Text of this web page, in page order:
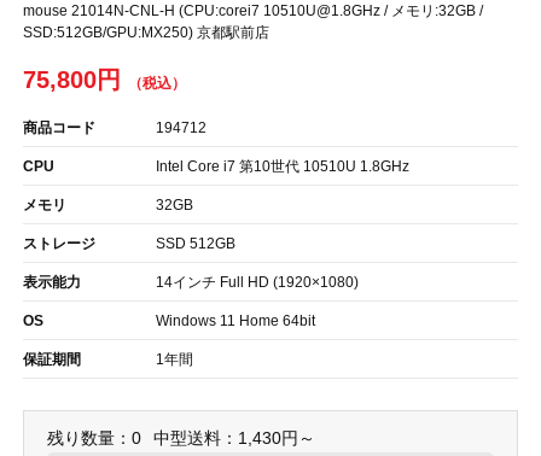
mouse 21014N-CNL-H (CPU:corei7 10510U@1.8GHz / メモリ:32GB /
SSD:512GB/GPU:MX250) 京都駅前店
75,800円
商品コード 194712
CPU Intel Core i7 第10世代 10510U 1.8GHz
メモリ 32GB
ストレージ SSD 512GB
表示能力 14インチ Full HD (1920×1080)
OS Windows 11 Home 64bit
保証期間 1年間
残り数量：0 中型送料：1,430円～